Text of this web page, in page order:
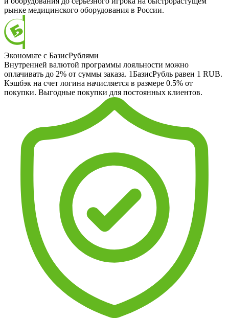
рынке медицинского оборудования в России.
Экономьте с БазисРублями
Внутренней валютой программы лояльности можно
оплачивать до 2% от суммы заказа. 1БазисРубль равен 1 RUB.
Кэшбэк на счет логина начисляется в размере 0.5% от
покупки. Выгодные покупки для постоянных клиентов.